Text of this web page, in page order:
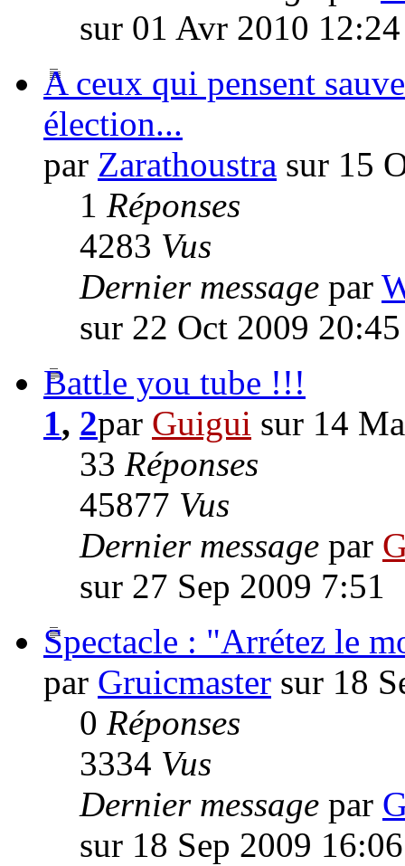
sur 01 Avr 2010 12:24
A ceux qui pensent
élection...
par Zarathoustra sur 15
1 Réponses
4283 Vus
Dernier message par
sur 22 Oct 2009 20:45
Battle you tube !!!
1, 2par Guigui sur 14
33 Réponses
45877 Vus
Dernier message par
sur 27 Sep 2009 7:51
Spectacle : "Arrétez le
par Gruicmaster sur 18
0 Réponses
3334 Vus
Dernier message par
sur 18 Sep 2009 16:06